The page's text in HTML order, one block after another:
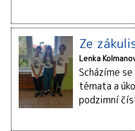
Ze
Lenka
Scházíme
témata a
podzimní